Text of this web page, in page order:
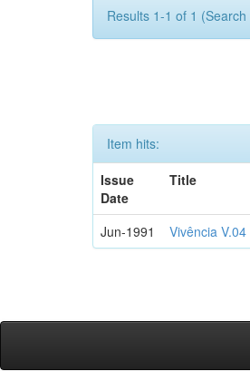
Results 1-1 of 1
Item hits:
Issue
Date
Title
Jun-1991 Vivência V.04